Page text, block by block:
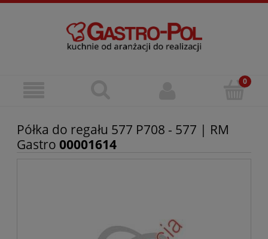
Półka do regału 577 P708 - 577 | RM
Gastro 00001614